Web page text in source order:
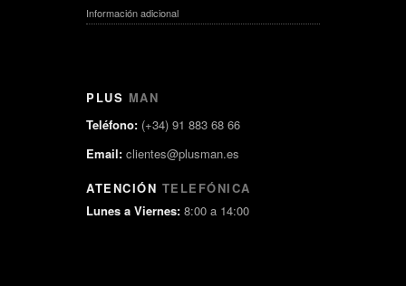
Información adicional
PLUS MAN
Teléfono: (+34) 91 883 68 66
Email: clientes@plusman.es
ATENCIÓN TELEFÓNICA
Lunes a Viernes: 8:00 a 14:00